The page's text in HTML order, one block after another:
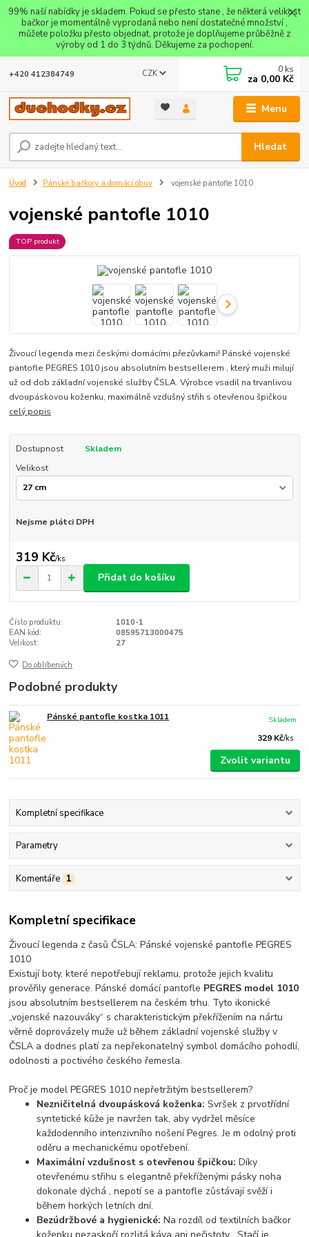
99% naší nabídky je skladem. Pokud se přesto stane , že některá velikost
bačkor je momentálně vyprodaná nebo není dostatečné množství ,
můžete položku přesto objednat, protože je doplňujeme průběžně z
výroby od 1 do 3 týdnů. Děkujeme za pochopení.
Menu
CZK
Hledat
+420 412384749 0 ks
za 0,00 Kč
Úvod Pánské bačkory a domácí obuv vojenské pantofle 1010
vojenské pantofle 1010
TOP produkt
Živoucí legenda mezi českými domácími přezůvkami! Pánské vojenské
pantofle PEGRES 1010 jsou absolutním bestsellerem , který muži milují
už od dob základní vojenské služby ČSLA. Výrobce vsadil na trvanlivou
dvoupáskovou koženku, maximálně vzdušný střih s otevřenou špičkou
celý popis
Dostupnost
Skladem
Velikost
Nejsme plátci DPH
319 Kč/ks
Přidat do košíku
Číslo produktu:
1010-1
EAN kód:
08595713000475
Velikost:
27
Do oblíbených
Podobné produkty
Pánské pantofle kostka 1011
329 Kč/ks
Skladem
Zvolit variantu
Kompletní specifikace
Parametry
Komentáře 1
Kompletní specifikace
Živoucí legenda z časů ČSLA: Pánské vojenské pantofle PEGRES
1010
Existují boty, které nepotřebují reklamu, protože jejich kvalitu
prověřily generace. Pánské domácí pantofle PEGRES model 1010
jsou absolutním bestsellerem na českém trhu. Tyto ikonické
„vojenské nazouváky“ s charakteristickým překřížením na nártu
věrně doprovázely muže už během základní vojenské služby v
ČSLA a dodnes platí za nepřekonatelný symbol domácího pohodlí,
odolnosti a poctivého českého řemesla.
Proč je model PEGRES 1010 nepřetržitým bestsellerem?
Nezničitelná dvoupásková koženka: Svršek z prvotřídní
syntetické kůže je navržen tak, aby vydržel měsíce
každodenního intenzivního nošení Pegres. Je m odolný proti
oděru a mechanickému opotřebení.
Maximální vzdušnost s otevřenou špičkou: Díky
otevřenému střihu s elegantně překříženými pásky noha
dokonale dýchá, nepotí se a pantofle zůstávají svěží i
během horkých letních dní.
Bezúdržbové a hygienické: Na rozdíl od textilních bačkor